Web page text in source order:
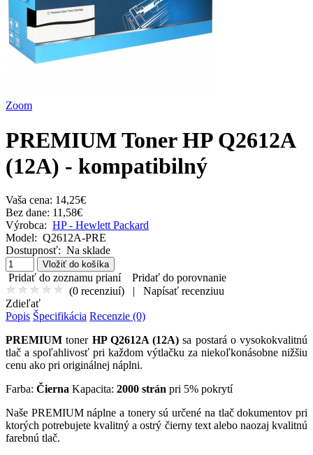
Zoom
PREMIUM Toner HP Q2612A
(12A) - kompatibilný
Vaša cena: 14,25€
Bez dane: 11,58€
Výrobca: HP - Hewlett Packard
Model: Q2612A-PRE
Dostupnosť: Na sklade
Pridať do zoznamu prianí
Pridať do porovnanie
(0 recenziuí) |
Napísať recenziuu
Zdieľať
Popis Špecifikácia Recenzie (0)
PREMIUM toner HP Q2612A (12A) sa postará o vysokokvalitnú
tlač a spoľahlivosť pri každom výtlačku za niekoľkonásobne nižšiu
cenu ako pri originálnej náplni.
Farba: Čierna Kapacita: 2000 strán pri 5% pokrytí
Naše PREMIUM náplne a tonery sú určené na tlač dokumentov pri
ktorých potrebujete kvalitný a ostrý čierny text alebo naozaj kvalitnú
farebnú tlač.